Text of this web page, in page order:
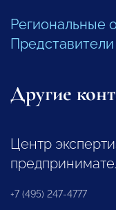
Региональные
Другие
Центр
+7 (495) 247-4777